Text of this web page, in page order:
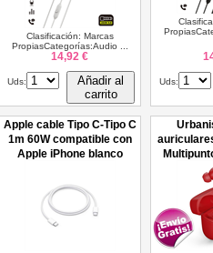
Clasificación: Marcas
PropiasCategorías:Audio ...
14,92 €
Uds:
Añadir al
carrito
Uds:
Apple cable Tipo C-Tipo C
1m 60W compatible con
Apple iPhone blanco